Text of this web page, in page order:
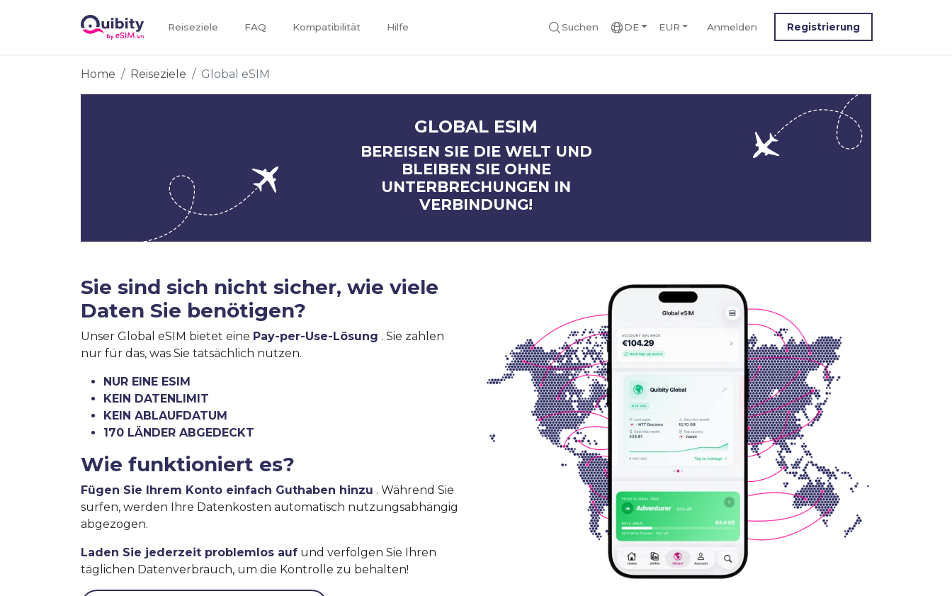
Reiseziele FAQ Kompatibilität Hilfe Suchen DE EUR Anmelden Registrierung
Home Reiseziele Global eSIM
GLOBAL ESIM
BEREISEN SIE DIE WELT UND
BLEIBEN SIE OHNE
UNTERBRECHUNGEN IN
VERBINDUNG!
Sie sind sich nicht sicher, wie viele
Daten Sie benötigen?
Unser Global eSIM bietet eine Pay-per-Use-Lösung . Sie zahlen
nur für das, was Sie tatsächlich nutzen.
NUR EINE ESIM
KEIN DATENLIMIT
KEIN ABLAUFDATUM
170 LÄNDER ABGEDECKT
Wie funktioniert es?
Fügen Sie Ihrem Konto einfach Guthaben hinzu . Während Sie
surfen, werden Ihre Datenkosten automatisch nutzungsabhängig
abgezogen.
Laden Sie jederzeit problemlos auf und verfolgen Sie Ihren
täglichen Datenverbrauch, um die Kontrolle zu behalten!